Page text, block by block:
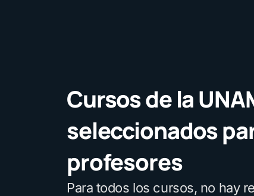
Cursos de la
seleccionados
profesores
Para todos los cursos, no hay